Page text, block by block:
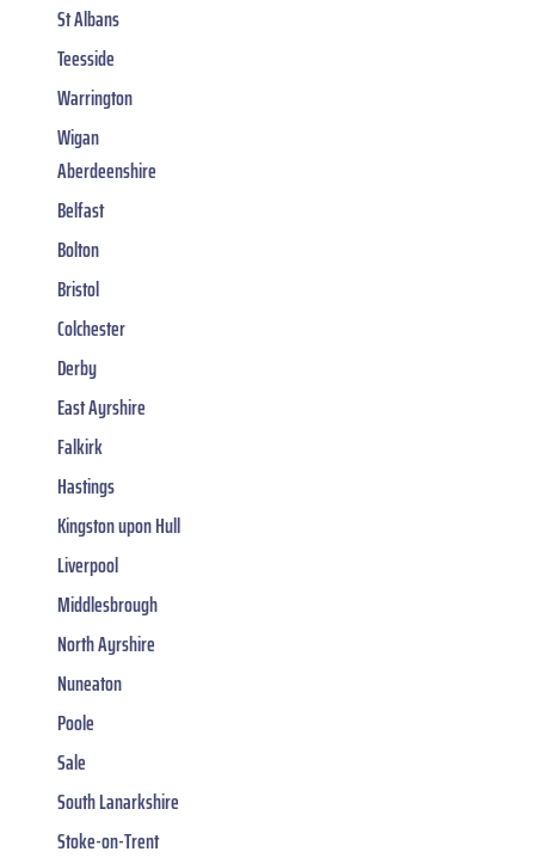
St Albans
Teesside
Warrington
Wigan
Aberdeenshire
Belfast
Bolton
Bristol
Colchester
Derby
East Ayrshire
Falkirk
Hastings
Kingston upon Hull
Liverpool
Middlesbrough
North Ayrshire
Nuneaton
Poole
Sale
South Lanarkshire
Stoke-on-Trent